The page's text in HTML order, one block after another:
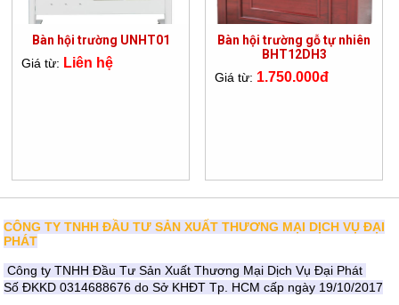
Bàn hội trường UNHT01
Giá từ: Liên hệ
Bàn hội trường gỗ tự nhiên
BHT12DH3
Giá từ: 1.750.000đ
CÔNG TY TNHH ĐẦU TƯ SẢN XUẤT THƯƠNG MẠI DỊCH VỤ ĐẠI
PHÁT
Công ty TNHH Đầu Tư Sản Xuất Thương Mại Dịch Vụ Đại Phát
Số ĐKKD 0314688676 do Sở KHĐT Tp. HCM cấp ngày 19/10/2017